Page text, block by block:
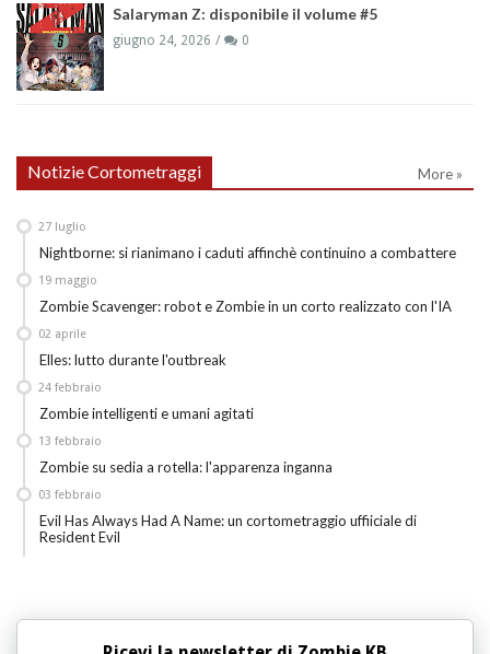
Salaryman Z: disponibile il volume #5
giugno 24, 2026 0
Notizie Cortometraggi More »
Nightborne: si rianimano i caduti affinchè continuino a combattere
27 luglio
Zombie Scavenger: robot e Zombie in un corto realizzato con l'IA
19 maggio
Elles: lutto durante l'outbreak
02 aprile
Zombie intelligenti e umani agitati
24 febbraio
Zombie su sedia a rotella: l'apparenza inganna
13 febbraio
Evil Has Always Had A Name: un cortometraggio uffiiciale di
Resident Evil
03 febbraio